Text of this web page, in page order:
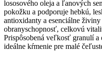
lososového oleja a ľanových
pokožku a podporuje hebkú,
antioxidanty a esenciálne
obranyschopnosť, celkovú
Prispôsobená veľkosť granulí a
ideálne kŕmenie pre malé